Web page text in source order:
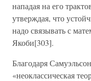
нападая на его
утверждая, что
надо связывать с
Якоби[303].
Благодаря
«неоклассическая